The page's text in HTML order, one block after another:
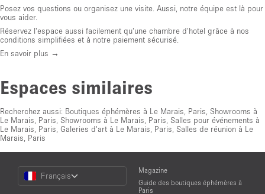
Posez vos questions ou organisez une visite. Aussi, notre équipe est là pour
vous aider.
Réservez l'espace aussi facilement qu'une chambre d'hotel grâce à nos
conditions simplifiées et à notre paiement sécurisé.
En savoir plus →
Espaces similaires
Recherchez aussi: Boutiques éphémères à Le Marais, Paris Showrooms à
Le Marais, Paris Showrooms à Le Marais, Paris Salles pour événements à
Le Marais, Paris Galeries d'art à Le Marais, Paris Salles de réunion à Le
Marais, Paris
Choose
Language
Français
Magazine
Guide des boutiques éphémères à
Paris